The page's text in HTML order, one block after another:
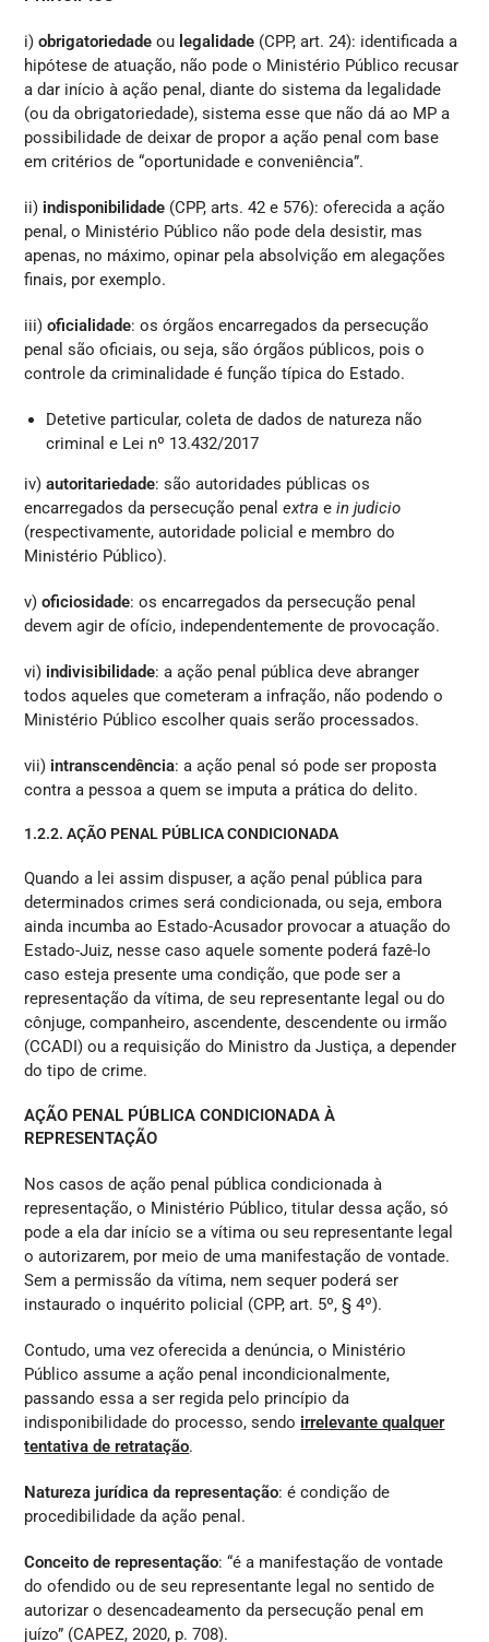
i)obrigatoriedade ou legalidade (CPP, art. 24): identificada a
hipótese de atuação, não pode o Ministério Público recusar
a dar início à ação penal, diante do sistema da legalidade
(ou da obrigatoriedade), sistema esse que não dá ao MP a
possibilidade de deixar de propor a ação penal com base
em critérios de “oportunidade e conveniência”.
ii) indisponibilidade (CPP, arts. 42 e 576): oferecida a ação
penal, o Ministério Público não pode dela desistir, mas
apenas, no máximo, opinar pela absolvição em alegações
finais, por exemplo.
iii)oficialidade: os órgãos encarregados da persecução
penal são oficiais, ou seja, são órgãos públicos, pois o
controle da criminalidade é função típica do Estado.
Detetive particular, coleta de dados de natureza não
criminal e Lei nº 13.432/2017
iv)autoritariedade: são autoridades públicas os
encarregados da persecução penalextra ein judicio
(respectivamente, autoridade policial e membro do
Ministério Público).
v)oficiosidade: os encarregados da persecução penal
devem agir de ofício, independentemente de provocação.
vi) indivisibilidade: a ação penal pública deve abranger
todos aqueles que cometeram a infração, não podendo o
Ministério Público escolher quais serão processados.
vii) intranscendência: a ação penal só pode ser proposta
contra a pessoa a quem se imputa a prática do delito.
1.2.2. AÇÃO PENAL PÚBLICA CONDICIONADA
Quando a lei assim dispuser, a ação penal pública para
determinados crimes será condicionada, ou seja, embora
ainda incumba ao Estado-Acusador provocar a atuação do
Estado-Juiz, nesse caso aquele somente poderá fazê-lo
caso esteja presente uma condição, que pode ser a
representação da vítima, de seu representante legal ou do
cônjuge, companheiro, ascendente, descendente ou irmão
(CCADI) ou a requisição do Ministro da Justiça, a depender
do tipo de crime.
AÇÃO PENAL PÚBLICA CONDICIONADA À
REPRESENTAÇÃO
Nos casos de ação penal pública condicionada à
representação, o Ministério Público, titular dessa ação, só
pode a ela dar início se a vítima ou seu representante legal
o autorizarem, por meio de uma manifestação de vontade.
Sem a permissão da vítima, nem sequer poderá ser
instaurado o inquérito policial (CPP, art. 5º, § 4º).
Contudo, uma vez oferecida a denúncia, o Ministério
Público assume a ação penal incondicionalmente,
passando essa a ser regida pelo princípio da
indisponibilidade do processo, sendo irrelevante qualquer
tentativa de retratação.
Natureza jurídica da representação: é condição de
procedibilidade da ação penal.
Conceito de representação: “é a manifestação de vontade
do ofendido ou de seu representante legal no sentido de
autorizar o desencadeamento da persecução penal em
juízo” (CAPEZ, 2020, p. 708).